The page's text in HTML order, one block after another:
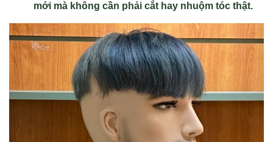
mới mà không cần phải cắt hay nhuộm tóc thật.